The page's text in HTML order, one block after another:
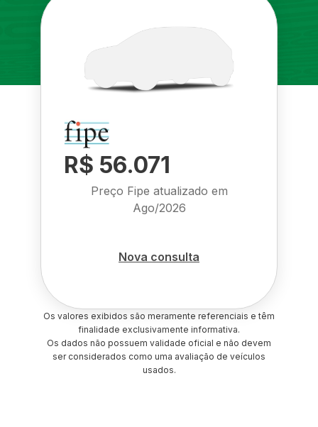
R$ 56.071
Preço Fipe atualizado em
Ago/2026
Nova consulta
Os valores exibidos são meramente referenciais e têm
finalidade exclusivamente informativa.
Os dados não possuem validade oficial e não devem
ser considerados como uma avaliação de veículos
usados.